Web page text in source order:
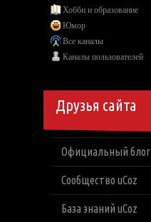
Хобби и образование
Юмор
Все каналы
Каналы пользователей
Друзья сайта
Официальный блог
Сообщество uCoz
База знаний uCoz